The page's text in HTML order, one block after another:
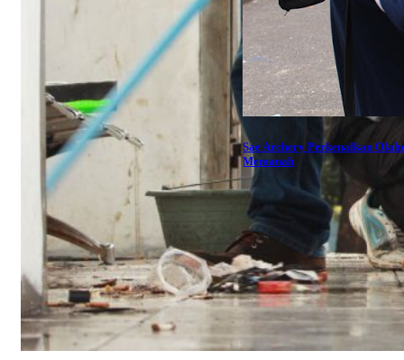
Sae Archery Perkenalkan
Memanah